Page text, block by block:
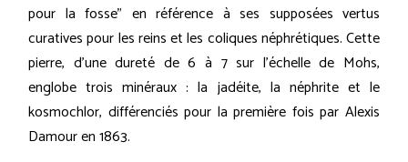
pour la fosse" en référence à ses supposées vertus
curatives pour les reins et les coliques néphrétiques. Cette
pierre, d'une dureté de 6 à 7 sur l'échelle de Mohs,
englobe trois minéraux : la jadéite, la néphrite et le
kosmochlor, différenciés pour la première fois par Alexis
Damour en 1863.